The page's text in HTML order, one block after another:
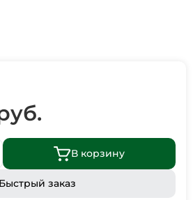
В корзину
Быстрый заказ